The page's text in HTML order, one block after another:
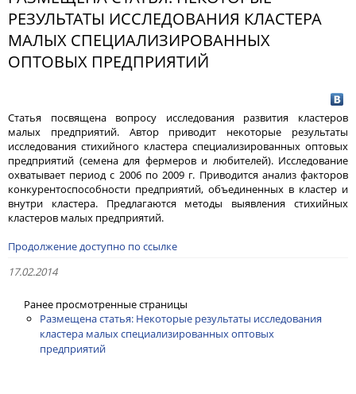
РЕЗУЛЬТАТЫ ИССЛЕДОВАНИЯ КЛАСТЕРА
МАЛЫХ СПЕЦИАЛИЗИРОВАННЫХ
ОПТОВЫХ ПРЕДПРИЯТИЙ
Статья посвящена вопросу исследования развития кластеров
малых предприятий. Автор приводит некоторые результаты
исследования стихийного кластера специализированных оптовых
предприятий (семена для фермеров и любителей). Исследование
охватывает период с 2006 по 2009 г. Приводится анализ факторов
конкурентоспособности предприятий, объединенных в кластер и
внутри кластера. Предлагаются методы выявления стихийных
кластеров малых предприятий.
Продолжение доступно по ссылке
17.02.2014
Ранее просмотренные страницы
Размещена статья: Некоторые результаты исследования
кластера малых специализированных оптовых
предприятий